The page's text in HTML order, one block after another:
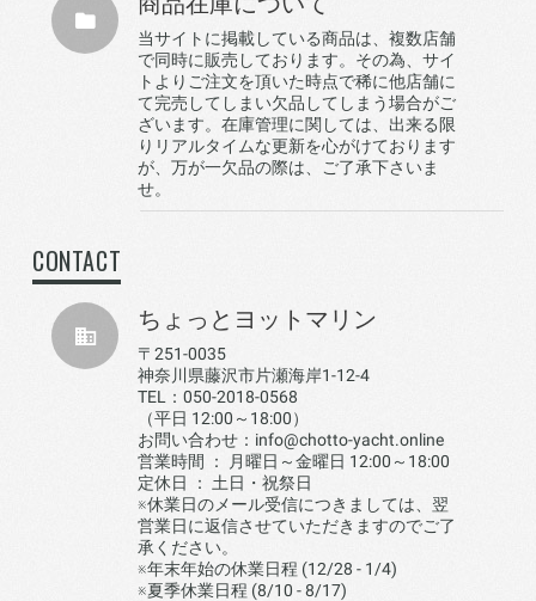
当サイトに掲載している商品は、複数店舗
で同時に販売しております。その為、サイ
トよりご注文を頂いた時点で稀に他店舗に
て完売してしまい欠品してしまう場合がご
ざいます。在庫管理に関しては、出来る限
りリアルタイムな更新を心がけております
が、万が一欠品の際は、ご了承下さいま
せ。
CONTACT
ちょっとヨットマリン
〒251-0035
神奈川県藤沢市片瀬海岸1-12-4
TEL：050-2018-0568
（平日 12:00～18:00）
お問い合わせ：info@chotto-yacht.online
営業時間 ： 月曜日～金曜日 12:00～18:00
定休日 ： 土日・祝祭日
※休業日のメール受信につきましては、翌
営業日に返信させていただきますのでご了
承ください。
※年末年始の休業日程 (12/28 - 1/4)
※夏季休業日程 (8/10 - 8/17)